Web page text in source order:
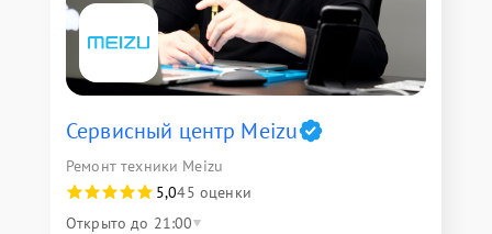
Сервисный центр Meizu
Ремонт техники Meizu
5,045 оценки
Открыто до 21:00